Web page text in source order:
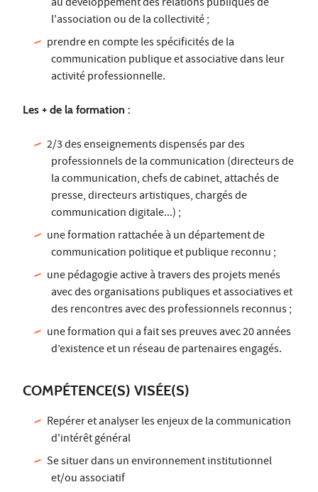
au développement des relations publiques de
l'association ou de la collectivité ;
prendre en compte les spécificités de la
communication publique et associative dans leur
activité professionnelle.
Les + de la formation :
2/3 des enseignements dispensés par des
professionnels de la communication (directeurs de
la communication, chefs de cabinet, attachés de
presse, directeurs artistiques, chargés de
communication digitale...) ;
une formation rattachée à un département de
communication politique et publique reconnu ;
une pédagogie active à travers des projets menés
avec des organisations publiques et associatives et
des rencontres avec des professionnels reconnus ;
une formation qui a fait ses preuves avec 20 années
d’existence et un réseau de partenaires engagés.
COMPÉTENCE(S) VISÉE(S)
Repérer et analyser les enjeux de la communication
d'intérêt général
Se situer dans un environnement institutionnel
et/ou associatif